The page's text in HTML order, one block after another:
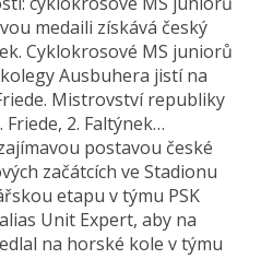
medaili získává český
Cyklokrosové MS juniorů
Ausbuhera jistí na
Mistrovství republiky
2. Faltýnek…
postavou české
začátcích ve Stadionu
etapu v týmu PSK
Unit Expert, aby na
na horské kole v týmu